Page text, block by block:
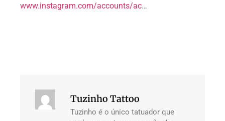
www.instagram.com/accounts/ac…
Tuzinho Tattoo
Tuzinho é o único tatuador que